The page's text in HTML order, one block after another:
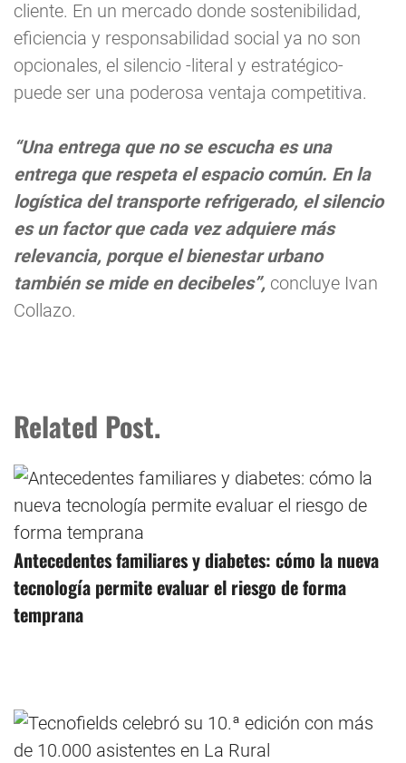
cliente. En un mercado donde sostenibilidad,
eficiencia y responsabilidad social ya no son
opcionales, el silencio -literal y estratégico-
puede ser una poderosa ventaja competitiva.
“Una entrega que no se escucha es una
entrega que respeta el espacio común. En la
logística del transporte refrigerado, el silencio
es un factor que cada vez adquiere más
relevancia, porque el bienestar urbano
también se mide en decibeles”, concluye Ivan
Collazo.
Related Post.
Antecedentes familiares y diabetes: cómo la nueva
tecnología permite evaluar el riesgo de forma
temprana